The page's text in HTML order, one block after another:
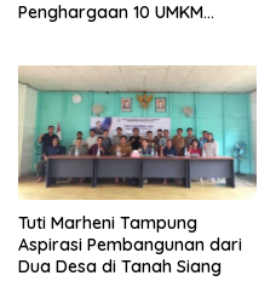
Penghargaan 10 UMKM
Tuti Marheni Tampung
Aspirasi Pembangunan dari
Dua Desa di Tanah Siang